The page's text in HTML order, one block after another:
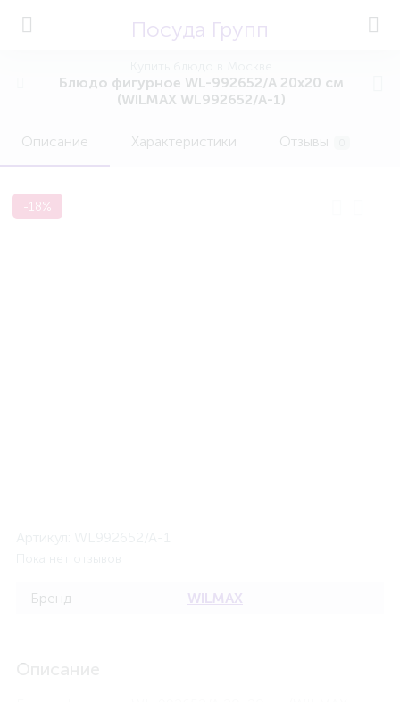
Посуда Групп
Блюдо фигурное WL-992652/A 20x20 см
(WILMAX WL992652/A-1)
Описание Характеристики Отзывы
-18%
Бренд WILMAX
Описание